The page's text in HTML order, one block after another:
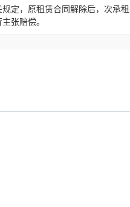
定，原租赁合同解除后，次承
张赔偿。